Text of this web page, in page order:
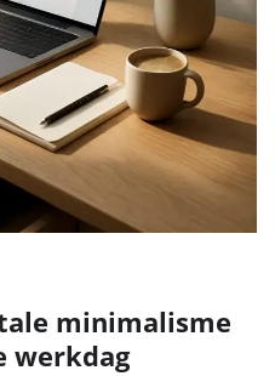
minimalisme
werkdag